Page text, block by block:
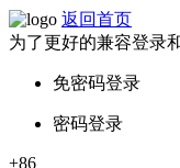
返回首页
为了更好的兼容登录